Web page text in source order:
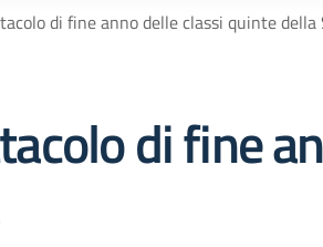
di fine anno delle classi quinte
di fine